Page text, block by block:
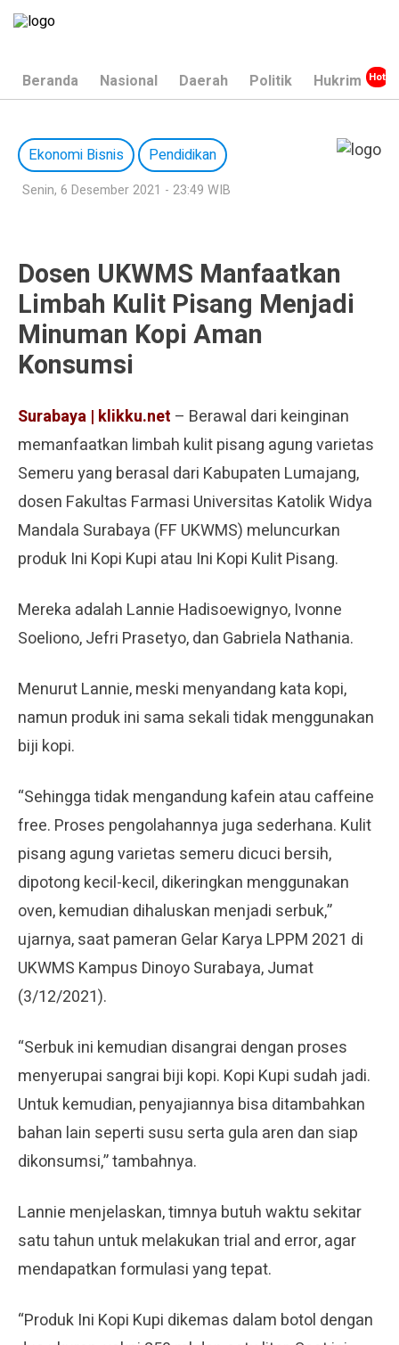
Beranda Nasional Daerah Politik Hukrim
Ekonomi Bisnis Pendidikan
Senin, 6 Desember 2021 - 23:49 WIB
Dosen UKWMS Manfaatkan
Limbah Kulit Pisang Menjadi
Minuman Kopi Aman
Konsumsi
Surabaya | klikku.net – Berawal dari keinginan
memanfaatkan limbah kulit pisang agung varietas
Semeru yang berasal dari Kabupaten Lumajang,
dosen Fakultas Farmasi Universitas Katolik Widya
Mandala Surabaya (FF UKWMS) meluncurkan
produk Ini Kopi Kupi atau Ini Kopi Kulit Pisang.
Mereka adalah Lannie Hadisoewignyo, Ivonne
Soeliono, Jefri Prasetyo, dan Gabriela Nathania.
Menurut Lannie, meski menyandang kata kopi,
namun produk ini sama sekali tidak menggunakan
biji kopi.
“Sehingga tidak mengandung kafein atau caffeine
free. Proses pengolahannya juga sederhana. Kulit
pisang agung varietas semeru dicuci bersih,
dipotong kecil-kecil, dikeringkan menggunakan
oven, kemudian dihaluskan menjadi serbuk,”
ujarnya, saat pameran Gelar Karya LPPM 2021 di
UKWMS Kampus Dinoyo Surabaya, Jumat
(3/12/2021).
“Serbuk ini kemudian disangrai dengan proses
menyerupai sangrai biji kopi. Kopi Kupi sudah jadi.
Untuk kemudian, penyajiannya bisa ditambahkan
bahan lain seperti susu serta gula aren dan siap
dikonsumsi,” tambahnya.
Lannie menjelaskan, timnya butuh waktu sekitar
satu tahun untuk melakukan trial and error, agar
mendapatkan formulasi yang tepat.
“Produk Ini Kopi Kupi dikemas dalam botol dengan